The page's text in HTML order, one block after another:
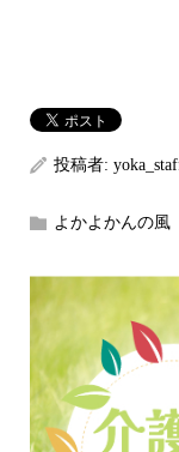
投稿者:
よかよかんの風